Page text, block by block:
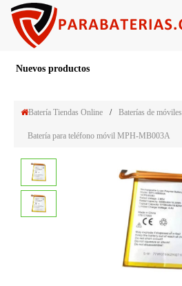
Nuevos productos
Batería Tiendas Online / Baterías de móviles
Batería para teléfono móvil MPH-MB003A